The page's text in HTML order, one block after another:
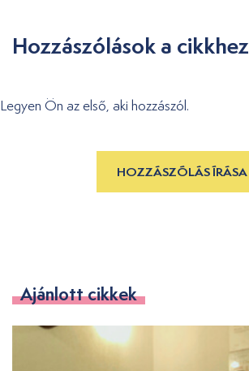
Hozzászólások a cikkhez
Legyen Ön az első, aki hozzászól.
HOZZÁSZÓLÁS ÍRÁSA
Ajánlott cikkek